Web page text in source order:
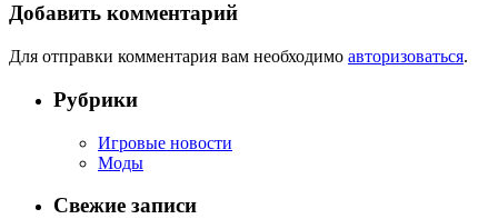
Добавить комментарий
Для отправки комментария вам необходимо авторизоваться.
Рубрики
Игровые новости
Моды
Свежие записи